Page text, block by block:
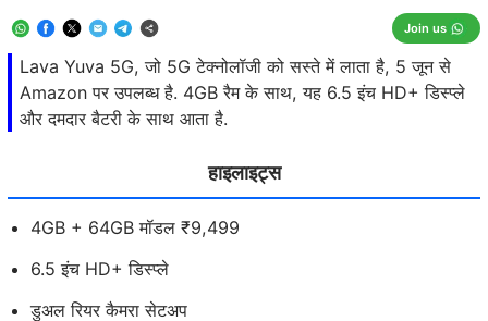
Lava Yuva 5G, जो 5G टेक्नोलॉजी को सस्ते में लाता है, 5 जून से
Amazon पर उपलब्ध है. 4GB रैम के साथ, यह 6.5 इंच HD+ डिस्प्ले
और दमदार बैटरी के साथ आता है.
Join us
हाइलाइट्स
4GB + 64GB मॉडल ₹9,499
6.5 इंच HD+ डिस्प्ले
डुअल रियर कैमरा सेटअप